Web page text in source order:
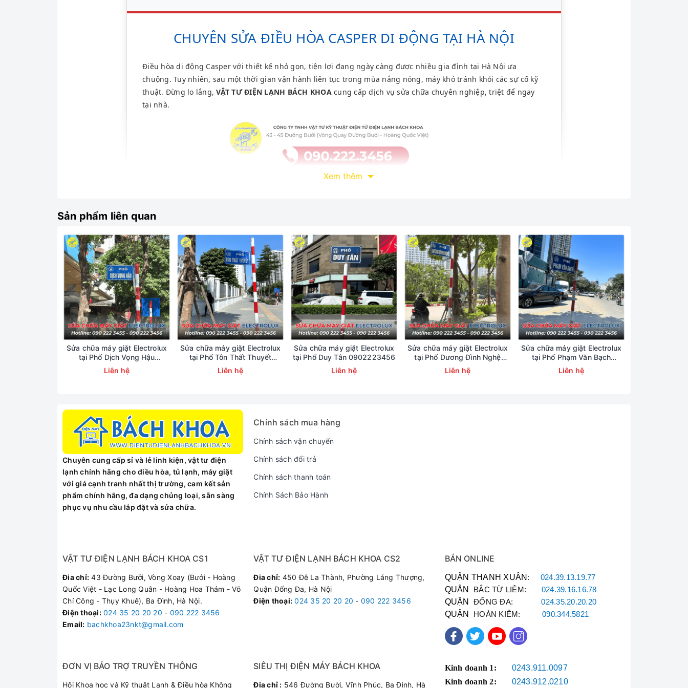
CHUYÊN SỬA ĐIỀU HÒA CASPER DI ĐỘNG TẠI HÀ NỘI
Điều hòa di động Casper với thiết kế nhỏ gọn, tiện lợi đang ngày càng được nhiều gia đình tại Hà Nội ưa
chuộng. Tuy nhiên, sau một thời gian vận hành liên tục trong mùa nắng nóng, máy khó tránh khỏi các sự cố kỹ
thuật. Đừng lo lắng,VẬT TƯ ĐIỆN LẠNH BÁCH KHOAcung cấp dịch vụ sửa chữa chuyên nghiệp, triệt để ngay
tại nhà.
Điều hòa di động Casper báo lỗi E5, E4 trên màn hình hiển thị.
Máy cắm điện nhưng không nguồn, không hoạt động.
Block (máy nén) không chạy hoặc chạy ra hơi nóng, không mát.
Điều hòa bị chảy nước lê láng ra sàn nhà do tắc khay chứa hoặc hỏng bơm.
Quạt gió kêu to, rung lắc mạnh khi vận hành.
Máy thiếu gas, rò rỉ gas ở các đầu hộc nối ống.
Với đội ngũ kỹ thuật viên dày dặn kinh nghiệm chuyên sâu về các dòng điều hòa máy đứng, điều hòa mini,
chúng tôi cam kết mang lại sự hài lòng tuyệt đối:
Linh kiện chính hãng:
Thay thế cảm biến, bo mạch, quạt chính hãng Casper, sẵn kho đầy đủ.
Kiểm tra bắt bệnh chính xác:
Báo đúng lỗi, sửa đúng giá, tuyệt đối không bày vẽ câu tiền.
Phục vụ siêu tốc:
Mọi hạng mục sửa chữa và thay thế đều được bảo hành từ 3 đến 6 tháng.
Khách Hàng Nói Gì Về Chúng Tôi?
Xem thêm
Sản phẩm liên quan
Sửa chữa máy giặt Electrolux
tại Phố Dịch Vọng Hậu
0902223456
Liên hệ
Sửa chữa máy giặt Electrolux
tại Phố Tôn Thất Thuyết
0902223456
Liên hệ
Sửa chữa máy giặt Electrolux
tại Phố Duy Tân 0902223456
Liên hệ
Sửa chữa máy giặt Electrolux
tại Phố Dương Đình Nghệ
0902223456
Liên hệ
Sửa chữa máy giặt Electrolux
tại Phố Phạm Văn Bạch
0902223456
Liên hệ
Chuyên cung cấp sỉ và lẻ linh kiện, vật tư điện
lạnh chính hãng cho điều hòa, tủ lạnh, máy giặt
với giá cạnh tranh nhất thị trường, cam kết sản
phẩm chính hãng, đa dạng chủng loại, sẵn sàng
phục vụ nhu cầu lắp đặt và sửa chữa.
Chính sách mua hàng
Chính sách vận chuyển
Chính sách đổi trả
Chính sách thanh toán
Chính Sách Bảo Hành
VẬT TƯ ĐIỆN LẠNH BÁCH KHOA CS1
Đia chỉ: 43 Đường Bưởi, Vòng Xoay (Bưởi - Hoàng
Quốc Việt - Lạc Long Quân - Hoàng Hoa Thám - Võ
Chí Công - Thụy Khuê), Ba Đình, Hà Nội.
Điện thoại: 024 35 20 20 20 - 090 222 3456
Email: bachkhoa23nkt@gmail.com
VẬT TƯ ĐIỆN LẠNH BÁCH KHOA CS2
Đia chỉ: 450 Đê La Thành, Phường Láng Thượng,
Quận Đống Đa, Hà Nội
Điện thoại: 024 35 20 20 20 - 090 222 3456
BÁN ONLINE
QUẬN THANH XUÂN : 024.39.13.19.77
QUẬN BẮC TỪ LIÊM: 024.39.16.16.78
QUẬN ĐỐNG ĐA:024.35.20.20.20
QUẬN HOÀN KIẾM:090.344.5821
ĐƠN VỊ BẢO TRỢ TRUYỀN THÔNG
Hội Khoa học và Kỹ thuật Lạnh & Điều hòa Không
SIÊU THỊ ĐIỆN MÁY BÁCH KHOA
Đia chỉ : 546 Đường Bười, Vĩnh Phúc, Ba Đình, Hà
Kinh doanh 1:
0243.911.0097
Kinh doanh 2:
0243.912.0210